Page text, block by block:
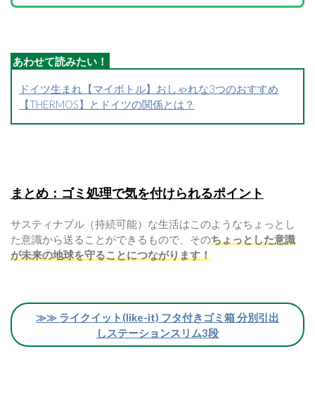
ドイツ生まれ【マイボトル】おしゃれな3つのおすすめ
【THERMOS】とドイツの関係とは？
まとめ：ゴミ処理で気を付けられるポイント
サスティナブル（持続可能）な生活はこのようなちょっとし
た意識から送ることができるもので、そのちょっとした意識
が未来の地球を守ることにつながります！
≫≫ ライクイット(like-it) フタ付きゴミ箱 分別引出
しステーションスリム3段